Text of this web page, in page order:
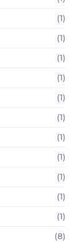
(1)
(1)
(1)
(1)
(1)
(1)
(1)
(1)
(1)
(1)
(1)
(8)